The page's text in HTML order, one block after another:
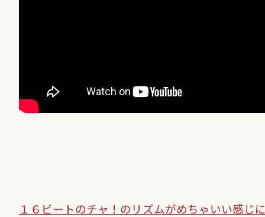
１６ビートのチャ！のリズムがめちゃいい感じ